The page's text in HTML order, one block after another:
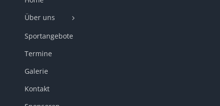
Über uns
Sportangebote
Termine
Galerie
Kontakt